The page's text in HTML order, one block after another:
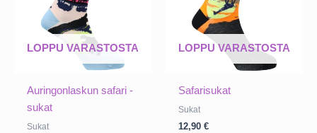
LOPPU VARASTOSTA
Auringonlaskun safari -
sukat
Sukat
LOPPU VARASTOSTA
Safarisukat
Sukat
12,90 €